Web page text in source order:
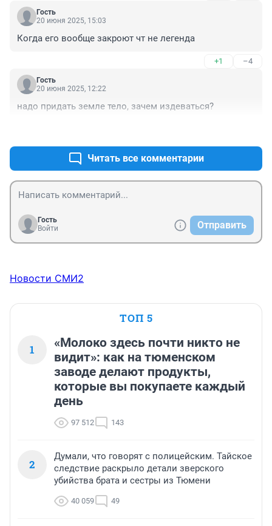
Гость
20 июня 2025, 15:03
Когда его вообще закроют чт не легенда
+1 –4
Гость
20 июня 2025, 12:22
надо придать земле тело, зачем издеваться?
Читать все комментарии
Гость
Войти
Отправить
Новости СМИ2
ТОП 5
1
«Молоко здесь почти никто не
видит»: как на тюменском
заводе делают продукты,
которые вы покупаете каждый
день
97 512 143
2
Думали, что говорят с полицейским. Тайское
следствие раскрыло детали зверского
убийства брата и сестры из Тюмени
40 059 49